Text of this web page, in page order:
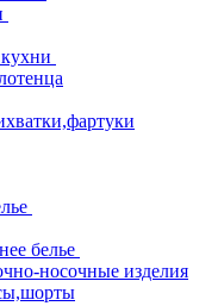
белье
носочные изделия